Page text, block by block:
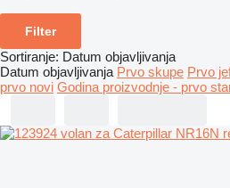
Filter
Sortiranje: Datum objavljivanja
Datum objavljivanja Prvo skupe Prvo
prvo novi Godina proizvodnje - prvo